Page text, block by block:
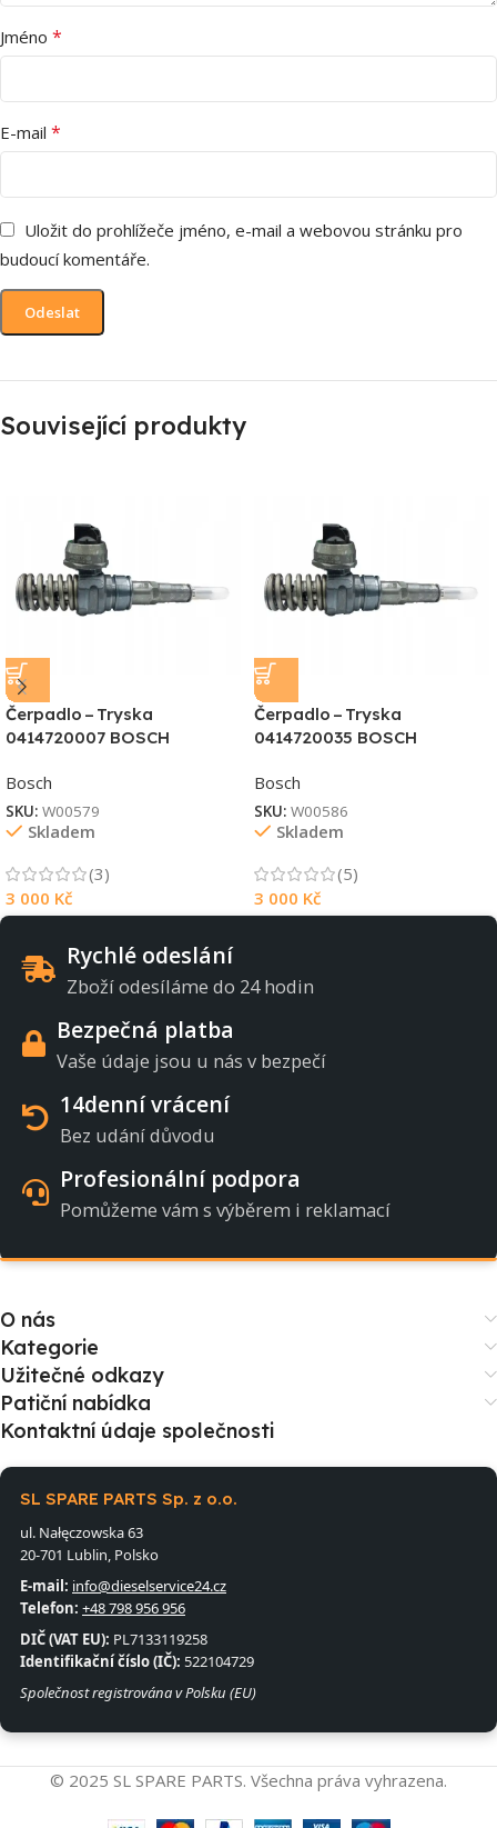
Jméno *
E-mail *
Uložit do prohlížeče jméno, e-mail a webovou stránku pro
budoucí komentáře.
Související produkty
Čerpadlo – Tryska
0414720007 BOSCH
Bosch
SKU: W00579
Skladem
(3)
3 000 Kč
Čerpadlo – Tryska
0414720035 BOSCH
Bosch
SKU: W00586
Skladem
(5)
3 000 Kč
Rychlé odeslání
Zboží odesíláme do 24 hodin
Bezpečná platba
Vaše údaje jsou u nás v bezpečí
14denní vrácení
Bez udání důvodu
Profesionální podpora
Pomůžeme vám s výběrem i reklamací
O nás
Kategorie
Užitečné odkazy
Patiční nabídka
Kontaktní údaje společnosti
SL SPARE PARTS Sp. z o.o.
ul. Nałęczowska 63
20-701 Lublin, Polsko
E-mail: info@dieselservice24.cz
Telefon: +48 798 956 956
DIČ (VAT EU): PL7133119258
Identifikační číslo (IČ): 522104729
Společnost registrována v Polsku (EU)
© 2025 SL SPARE PARTS. Všechna práva vyhrazena.